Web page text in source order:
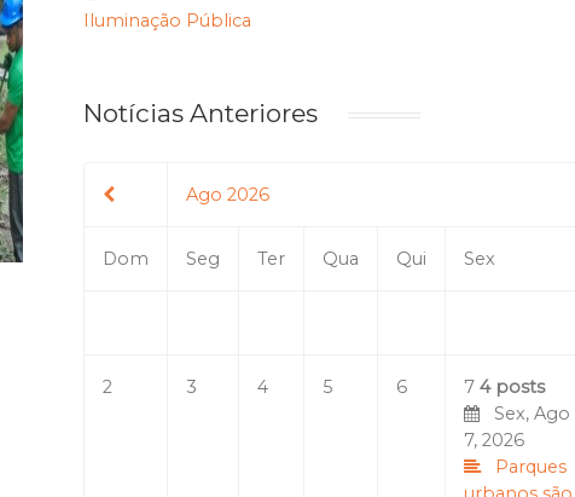
Iluminação Pública
Notícias Anteriores
Ago 2026
Dom Seg Ter Qua Qui Sex
2 3 4 5 6 7 4 posts
Sex, Ago
7, 2026
Parques